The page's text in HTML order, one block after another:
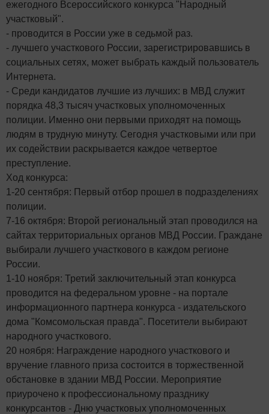
ежегодного Всероссийского конкурса "Народный
участковый".
- проводится в России уже в седьмой раз.
- лучшего участкового России, зарегистрировавшись в
социальных сетях, может выбрать каждый пользователь
Интернета.
- Среди кандидатов лучшие из лучших: в МВД служит
порядка 48,3 тысяч участковых уполномоченных
полиции. Именно они первыми приходят на помощь
людям в трудную минуту. Сегодня участковыми или при
их содействии раскрывается каждое четвертое
преступление.
Ход конкурса:
1-20 сентября: Первый отбор прошел в подразделениях
полиции.
7-16 октября: Второй региональный этап проводился на
сайтах территориальных органов МВД России. Граждане
выбирали лучшего участкового в каждом регионе
России.
1-10 ноября: Третий заключительный этап конкурса
проводится на федеральном уровне - на портале
информационного партнера конкурса - издательского
дома "Комсомольская правда". Посетители выбирают
народного участкового.
20 ноября: Награждение народного участкового и
вручение главного приза состоится в торжественной
обстановке в здании МВД России. Мероприятие
приурочено к профессиональному празднику
конкурсантов - Дню участковых уполномоченных